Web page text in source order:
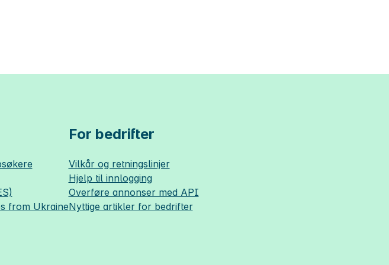
from Ukraine
For bedrifter
Vilkår og retningslinjer
Hjelp til innlogging
Overføre annonser med API
Nyttige artikler for bedrifter